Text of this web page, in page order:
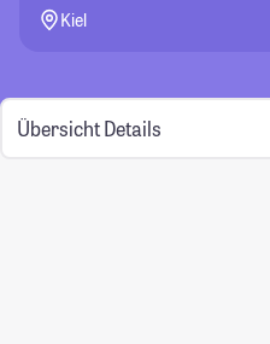
Kiel
Übersicht Details